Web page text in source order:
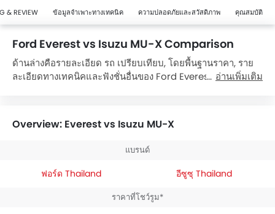
& REVIEW ข้อมูลจำเพาะทางเทคนิค ความปลอดภัยและสวัสดิภาพ คุณสมบัติ
Ford Everest vs Isuzu MU-X Comparison
ด้านล่างคือรายละเอียด รถ เปรียบเทียบ, โดยพื้นฐานราคา, ราย
ละเอียดทางเทคนิคและฟังชั่นอื่นของ Ford Everestและ Isuzu
ละเอียดทางเทคนิค,
ไดรฟ์มาพร้อม 2198 เครื่องยนต์ ขณะที่ Isuzu MU-X 2.2 Ddi
ใช้เครื่องยนต์ขนาด 2164.
อ่านเพิ่มเติม
Overview: Everest vs Isuzu MU-X
แบรนด์
ฟอร์ด Thailand อีซูซุ Thailand
ราคาที่โชว์รูม*